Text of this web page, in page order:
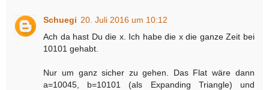
Schuegi 20. Juli 2016 um 10:12
Ach da hast Du die x. Ich habe die x die ganze Zeit bei
10101 gehabt.
Nur um ganz sicher zu gehen. Das Flat wäre dann
a=10045, b=10101 (als Expanding Triangle) und